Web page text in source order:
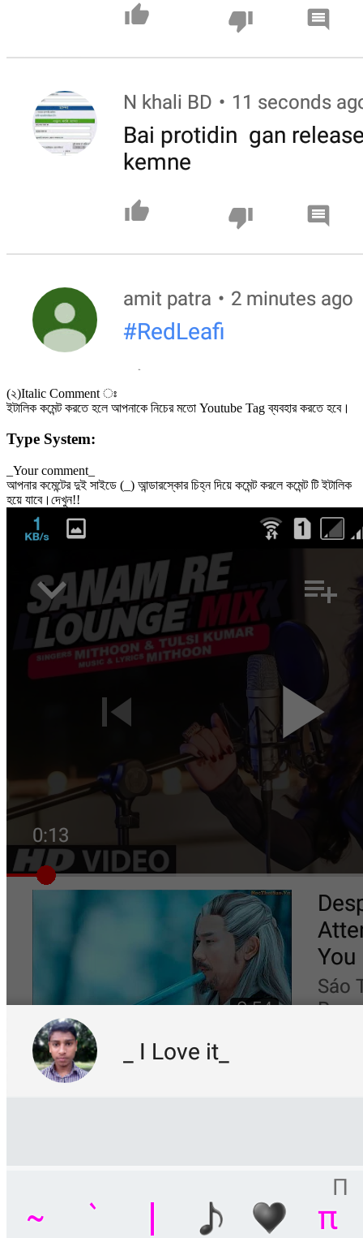
(২)Italic Comment ঃ
ইটালিক কমেন্ট করতে হলে আপনাকে নিচের মতো Youtube Tag ব্যবহার করতে হবে।
Type System:
_Your comment_
আপনার কমেন্টের দুই সাইডে (_) আন্ডারস্কোর চিহ্ন দিয়ে কমেন্ট করলে কমেন্ট টি ইটালিক
হয়ে যাবে।দেখুন!!